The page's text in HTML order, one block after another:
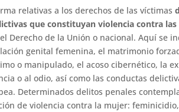
relativas a los derechos de las víctimas
que constituyan violencia contra
Derecho de la Unión o nacional. Aquí se
genital femenina, el matrimonio
o manipulado, el acoso cibernético, la
o al odio, así como las conductas
Determinados delitos penales
de violencia contra la mujer: